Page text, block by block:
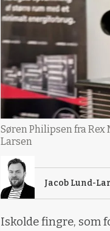
Søren Philipsen fra
Larsen
Jacob Lund-
Iskolde fingre, som